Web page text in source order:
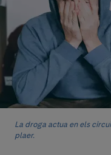
La droga actua en els
plaer.